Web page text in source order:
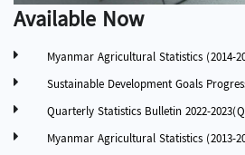
Available Now
Myanmar Agricultural Statistics (2014-
Sustainable Development Goals
Quarterly Statistics Bulletin 2022-
Myanmar Agricultural Statistics (2013-